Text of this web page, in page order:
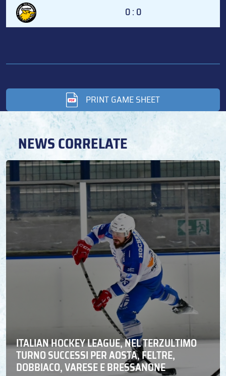
0 : 0
PRINT GAME SHEET
NEWS CORRELATE
ITALIAN HOCKEY LEAGUE, NEL TERZULTIMO
TURNO SUCCESSI PER AOSTA, FELTRE,
DOBBIACO, VARESE E BRESSANONE